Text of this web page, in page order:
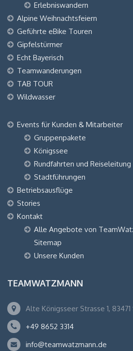
Erlebniswandern
Alpine Weihnachtsfeiern
Geführte eBike Touren
Gipfelstürmer
Echt Bayerisch
Teamwanderungen
TAB TOUR
Wildwasser
Events für Kunden & Mitarbeiter
Gruppenpakete
Königssee
Rundfahrten und Reiseleitung
Stadtführungen
Betriebsausflüge
Stories
Kontakt
Alle Angebote von
Sitemap
Unsere Kunden
TEAMWATZMANN
Alte Königsseer Strasse 1,
+49 8652 3314
info@teamwatzmann.de